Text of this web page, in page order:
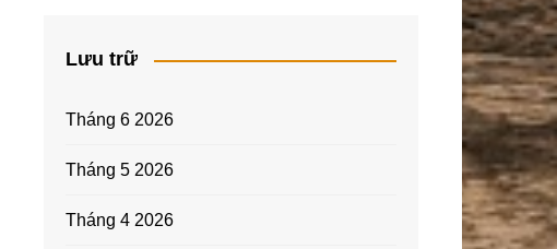
Lưu trữ
Tháng 6 2026
Tháng 5 2026
Tháng 4 2026